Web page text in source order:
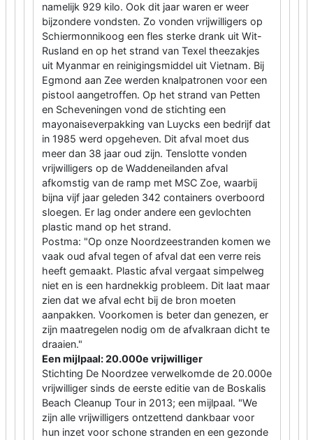
namelijk 929 kilo. Ook dit jaar waren er weer
bijzondere vondsten. Zo vonden vrijwilligers op
Schiermonnikoog een fles sterke drank uit Wit-
Rusland en op het strand van Texel theezakjes
uit Myanmar en reinigingsmiddel uit Vietnam. Bij
Egmond aan Zee werden knalpatronen voor een
pistool aangetroffen. Op het strand van Petten
en Scheveningen vond de stichting een
mayonaiseverpakking van Luycks een bedrijf dat
in 1985 werd opgeheven. Dit afval moet dus
meer dan 38 jaar oud zijn. Tenslotte vonden
vrijwilligers op de Waddeneilanden afval
afkomstig van de ramp met MSC Zoe, waarbij
bijna vijf jaar geleden 342 containers overboord
sloegen. Er lag onder andere een gevlochten
plastic mand op het strand.
Postma: "Op onze Noordzeestranden komen we
vaak oud afval tegen of afval dat een verre reis
heeft gemaakt. Plastic afval vergaat simpelweg
niet en is een hardnekkig probleem. Dit laat maar
zien dat we afval echt bij de bron moeten
aanpakken. Voorkomen is beter dan genezen, er
zijn maatregelen nodig om de afvalkraan dicht te
draaien."
Een mijlpaal: 20.000e vrijwilliger
Stichting De Noordzee verwelkomde de 20.000e
vrijwilliger sinds de eerste editie van de Boskalis
Beach Cleanup Tour in 2013; een mijlpaal. "We
zijn alle vrijwilligers ontzettend dankbaar voor
hun inzet voor schone stranden en een gezonde